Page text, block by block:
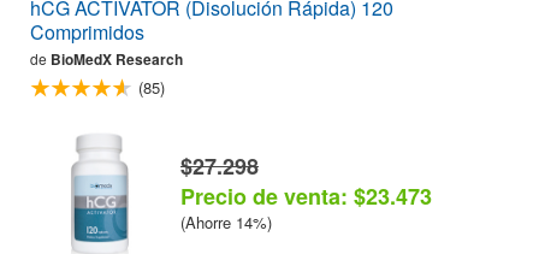
hCG ACTIVATOR (Disolución Rápida) 120
Comprimidos
de BioMedX Research
(85)
$27.298
Precio de venta: $23.473
(Ahorre 14%)